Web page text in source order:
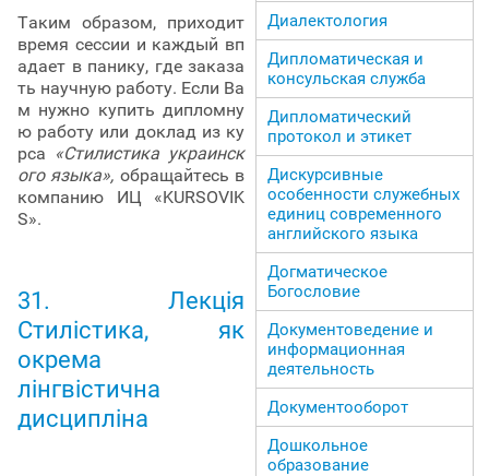
Таким образом, приходит
время сессии и каждый вп
адает в панику, где заказа
ть научную работу. Если Ва
м нужно купить дипломну
ю работу или доклад из ку
рса «Стилистика украинск
ого языка», обращайтесь в
компанию ИЦ «KURSOVIK
S».
31. Лекція
Стилістика, як
окрема
лінгвістична
дисципліна
Диалектология
Дипломатическая и
консульская служба
Дипломатический
протокол и этикет
Дискурсивные
особенности служебных
единиц современного
английского языка
Догматическое
Богословие
Документоведение и
информационная
деятельность
Документооборот
Дошкольное
образование